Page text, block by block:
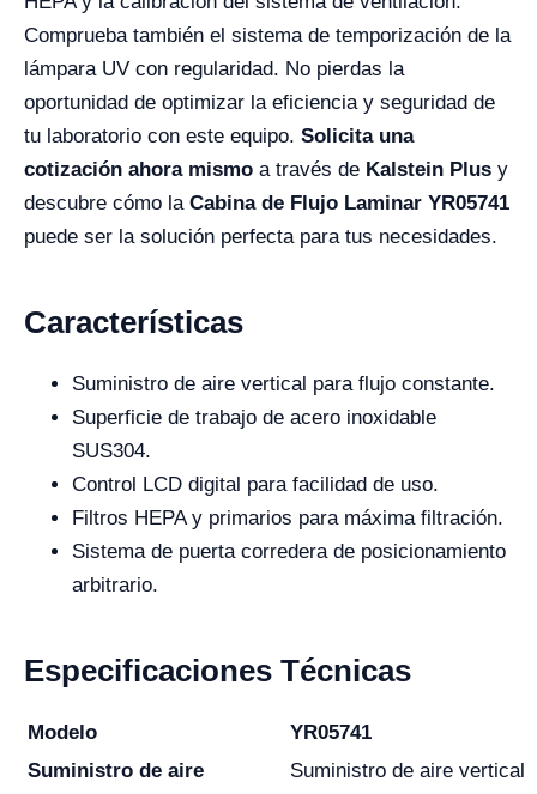
Comprueba también el sistema de temporización de la
lámpara UV con regularidad. No pierdas la
oportunidad de optimizar la eficiencia y seguridad de
tu laboratorio con este equipo. Solicita una
cotización ahora mismo a través de Kalstein Plus y
descubre cómo la Cabina de Flujo Laminar YR05741
puede ser la solución perfecta para tus necesidades.
Características
Suministro de aire vertical para flujo constante.
Superficie de trabajo de acero inoxidable
SUS304.
Control LCD digital para facilidad de uso.
Filtros HEPA y primarios para máxima filtración.
Sistema de puerta corredera de posicionamiento
arbitrario.
Especificaciones Técnicas
Modelo
YR05741
Suministro de aire
Suministro de aire vertical